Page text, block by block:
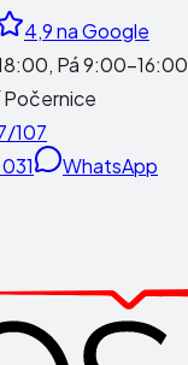
4,9na Google
Pá 9:00-16:00
Počernice
107
WhatsApp